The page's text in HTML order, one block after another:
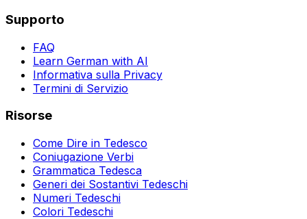
Supporto
FAQ
Learn German with AI
Informativa sulla Privacy
Termini di Servizio
Risorse
Come Dire in Tedesco
Coniugazione Verbi
Grammatica Tedesca
Generi dei Sostantivi Tedeschi
Numeri Tedeschi
Colori Tedeschi